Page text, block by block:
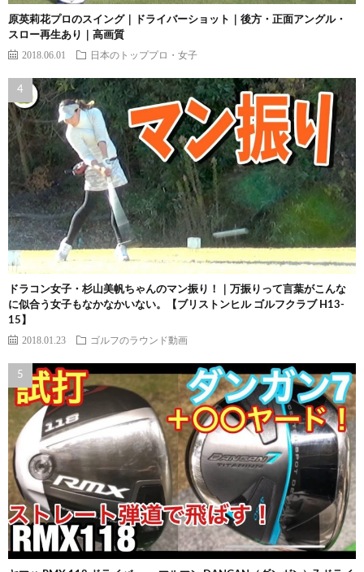
原英莉花プロのスイング｜ドライバーショット｜後方・正面アングル・
スロー再生あり｜高画質
2018.06.01 日本のトッププロ・女子
ドラコン女子・杉山美帆ちゃんのマン振り！｜万振りって言葉がこんな
に似合う女子もなかなかいない。【ブリストンヒル ゴルフクラブ H13-
15】
2018.01.23 ゴルフのラウンド動画